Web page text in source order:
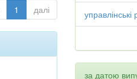
1 далі управлінські
за датою